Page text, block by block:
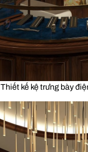
Thiết kế kệ trưng bày